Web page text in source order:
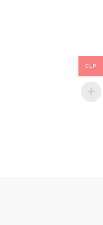
CLP